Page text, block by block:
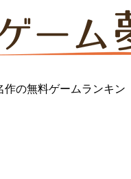
作の無料ゲームランキン